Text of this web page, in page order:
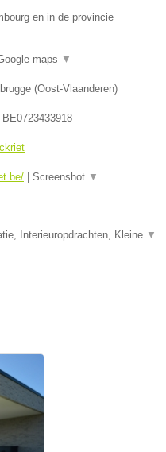
en in de provincie
maps ▼
(Oost-Vlaanderen)
BE0723433918
Screenshot ▼
Interieuropdrachten, Kleine ▼